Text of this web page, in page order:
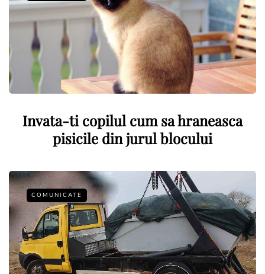
Invata-ti copilul cum sa hraneasca
pisicile din jurul blocului
COMUNICATE